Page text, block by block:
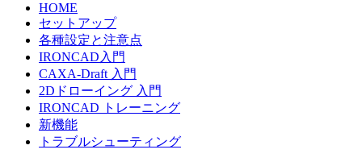
HOME
セットアップ
各種設定と注意点
IRONCAD入門
CAXA-Draft 入門
2Dドローイング 入門
IRONCAD トレーニング
新機能
トラブルシューティング